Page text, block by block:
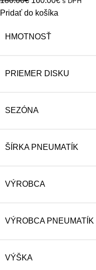
price
180.00€.
Pridať do košíka
HMOTNOSŤ
PRIEMER DISKU
SEZÓNA
ŠÍRKA PNEUMATÍK
VÝROBCA
VÝROBCA PNEUMATÍK
VÝŠKA